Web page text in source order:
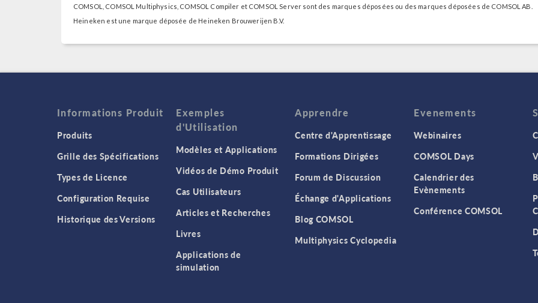
COMSOL, COMSOL Multiphysics, COMSOL Compiler et COMSOL Server sont des marques déposées ou des marques déposées de COMSOL AB.
Heineken est une marque déposée de Heineken Brouwerijen B.V.
Informations Produit
Produits
Grille des Spécifications
Types de Licence
Configuration Requise
Historique des Versions
Exemples
d'Utilisation
Modèles et Applications
Vidéos de Démo Produit
Cas Utilisateurs
Articles et Recherches
Livres
Applications de
simulation
Apprendre
Centre d'Apprentissage
Formations Dirigées
Forum de Discussion
Échange d'Applications
Blog COMSOL
Multiphysics Cyclopedia
Evenements
Webinaires
COMSOL Days
Calendrier des
Evènements
Conférence COMSOL